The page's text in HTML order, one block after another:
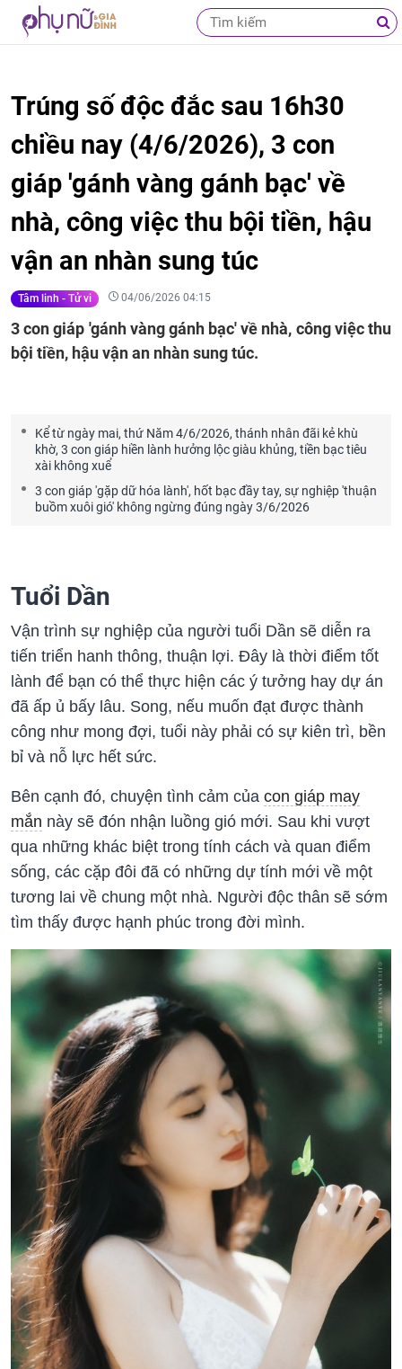
Trúng số độc đắc sau 16h30
chiều nay (4/6/2026), 3 con
giáp 'gánh vàng gánh bạc' về
nhà, công việc thu bội tiền, hậu
vận an nhàn sung túc
Tâm linh - Tử vi 04/06/2026 04:15
3 con giáp 'gánh vàng gánh bạc' về nhà, công việc thu
bội tiền, hậu vận an nhàn sung túc.
Kể từ ngày mai, thứ Năm 4/6/2026, thánh nhân đãi kẻ khù
khờ, 3 con giáp hiền lành hưởng lộc giàu khủng, tiền bạc tiêu
xài không xuể
3 con giáp 'gặp dữ hóa lành', hốt bạc đầy tay, sự nghiệp 'thuận
buồm xuôi gió' không ngừng đúng ngày 3/6/2026
Tuổi Dần
Vận trình sự nghiệp của người tuổi Dần sẽ diễn ra
tiến triển hanh thông, thuận lợi. Đây là thời điểm tốt
lành để bạn có thể thực hiện các ý tưởng hay dự án
đã ấp ủ bấy lâu. Song, nếu muốn đạt được thành
công như mong đợi, tuổi này phải có sự kiên trì, bền
bỉ và nỗ lực hết sức.
Bên cạnh đó, chuyện tình cảm của con giáp may
mắn này sẽ đón nhận luồng gió mới. Sau khi vượt
qua những khác biệt trong tính cách và quan điểm
sống, các cặp đôi đã có những dự tính mới về một
tương lai về chung một nhà. Người độc thân sẽ sớm
tìm thấy được hạnh phúc trong đời mình.